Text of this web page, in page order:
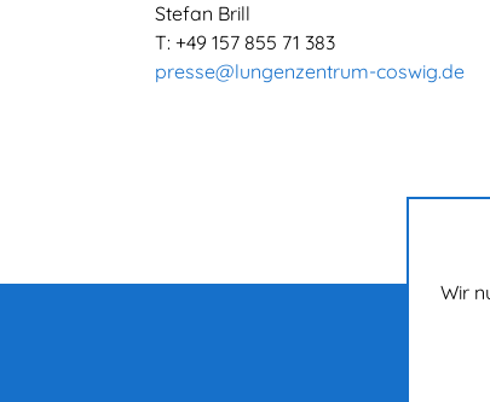
Stefan Brill
T: +49 157 855 71 383
presse@lungenzentrum-coswig.de
Wir